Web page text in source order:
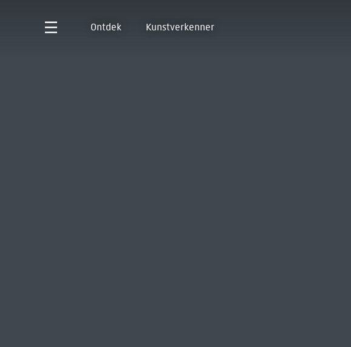
Ontdek Kunstverkenner